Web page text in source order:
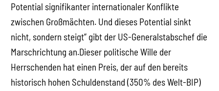
Potential signifikanter internationaler Konflikte
zwischen Großmächten. Und dieses Potential sinkt
nicht, sondern steigt” gibt der US-Generalstabschef die
Marschrichtung an.Dieser politische Wille der
Herrschenden hat einen Preis, der auf den bereits
historisch hohen Schuldenstand (350% des Welt-BIP)